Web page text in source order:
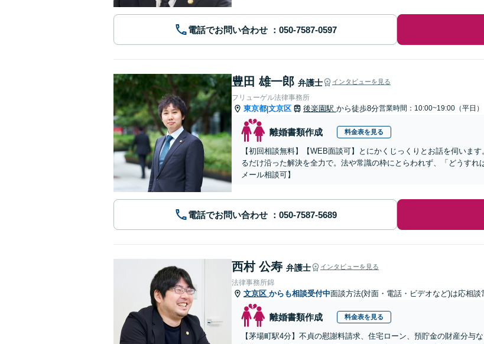
電話でお問い合わせ
豊田 雄一郎 弁護士 インタビューを見る
フリューゲル法律事務所
東京都|文京区 後楽園駅 から徒歩8分営業時間：10:00~19:00（平日）
離婚書類作成 料金表を見る
【初回相談無料】【WEB面談可】とにかくじっくりとお話を伺いま
るだけ沿った解決を全力で。法や常識の枠にとらわれず、「どうすれ
メール相談可】
電話でお問い合わせ
西村 公寿 弁護士 インタビューを見る
法律事務所錦
文京区 からも相談受付中面談方法(対面・電話・ビデオなど)は応相談
離婚書類作成 料金表を見る
【茅場町駅4分】不貞の慰謝料請求、住宅ローン、預貯金の財産分与